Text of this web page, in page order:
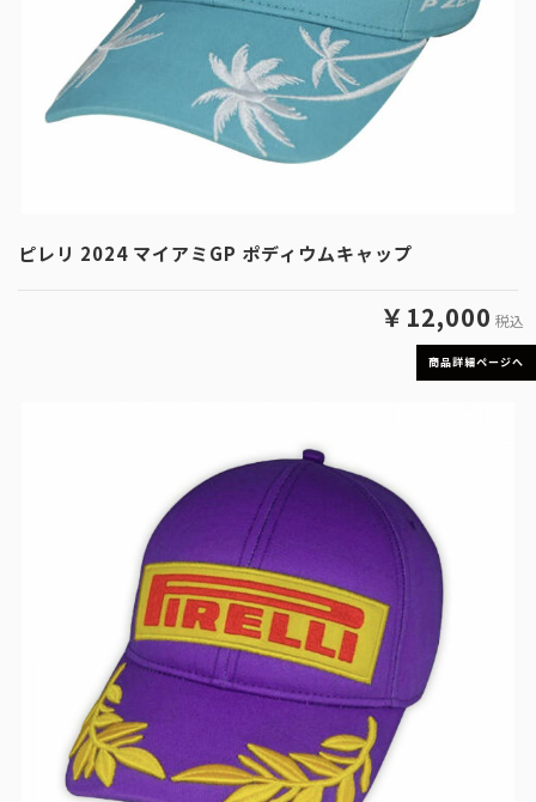
ピレリ 2024 マイアミGP ポディウムキャップ
￥12,000 税込
商品詳細ページへ